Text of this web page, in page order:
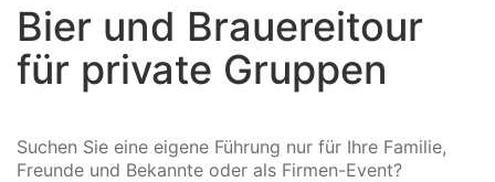
Bier und Brauereitour
für private Gruppen
Suchen Sie eine eigene Führung nur für Ihre Familie,
Freunde und Bekannte oder als Firmen-Event?